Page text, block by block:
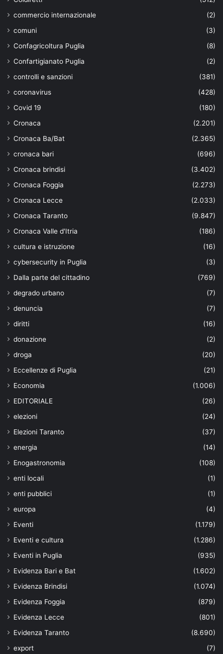
commercio internazionale
(2)
comuni
(3)
Confagricoltura Puglia
(8)
Confartigianato Puglia
(2)
controlli e sanzioni
(381)
coronavirus
(428)
Covid 19
(180)
Cronaca
(2.201)
Cronaca Ba/Bat
(2.365)
cronaca bari
(696)
Cronaca brindisi
(3.402)
Cronaca Foggia
(2.273)
Cronaca Lecce
(2.033)
Cronaca Taranto
(9.847)
Cronaca Valle d'Itria
(186)
cultura e istruzione
(16)
cybersecurity in Puglia
(3)
Dalla parte del cittadino
(769)
degrado urbano
(7)
denuncia
(7)
diritti
(16)
donazione
(2)
droga
(20)
Eccellenze di Puglia
(21)
Economia
(1.006)
EDITORIALE
(26)
elezioni
(24)
Elezioni Taranto
(37)
energia
(14)
Enogastronomia
(108)
enti locali
(1)
enti pubblici
(1)
europa
(4)
Eventi
(1.179)
Eventi e cultura
(1.286)
Eventi in Puglia
(935)
Evidenza Bari e Bat
(1.602)
Evidenza Brindisi
(1.074)
Evidenza Foggia
(879)
Evidenza Lecce
(801)
Evidenza Taranto
(8.690)
export
(7)